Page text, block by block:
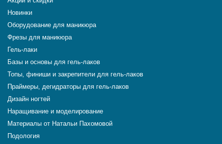
Новинки
Оборудование для маникюра
Фрезы для маникюра
Гель-лаки
Базы и основы для гель-лаков
Топы, финиши и закрепители для гель-лаков
Праймеры, дегидраторы для гель-лаков
Дизайн ногтей
Наращивание и моделирование
Материалы от Натальи Пахомовой
Подология